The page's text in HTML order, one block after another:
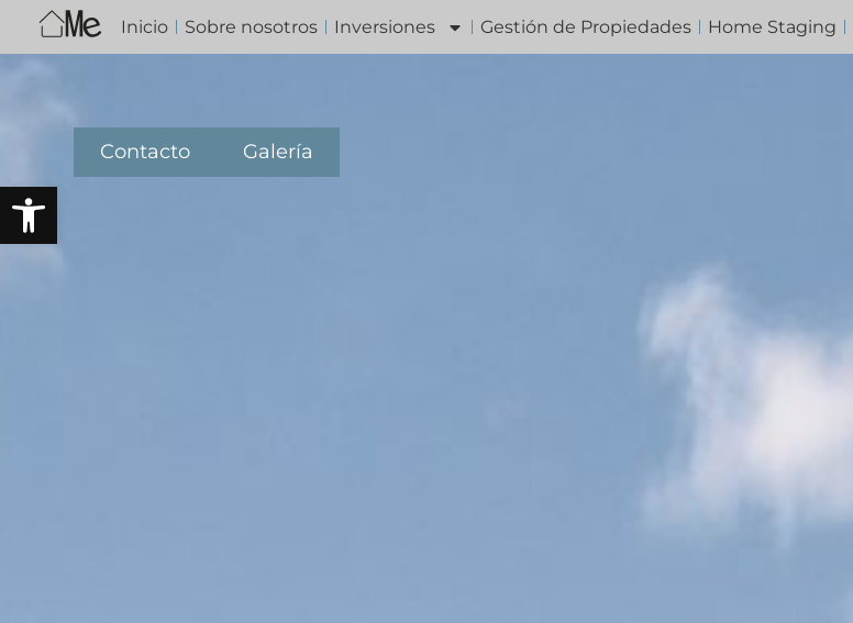
Abrir barra de herramientas
Inicio Sobre nosotros Inversiones Gestión de Propiedades Home Staging
Contacto Galería